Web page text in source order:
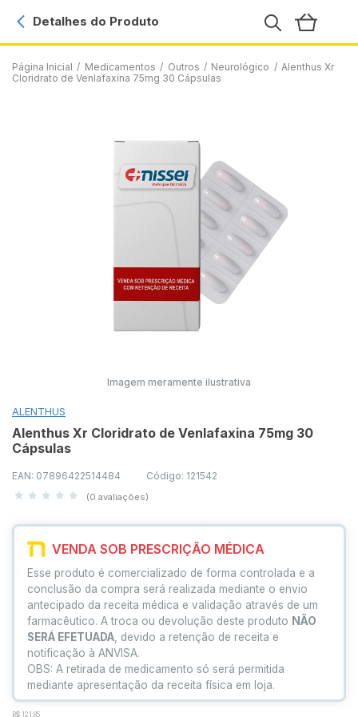
Página Inicial / Medicamentos / Outros / Neurológico / Alenthus Xr
Cloridrato de Venlafaxina 75mg 30 Cápsulas
Detalhes do Produto
Imagem meramente ilustrativa
ALENTHUS
Alenthus Xr Cloridrato de Venlafaxina 75mg 30
Cápsulas
EAN: 07896422514484 Código: 121542
(0 avaliações)
VENDA SOB PRESCRIÇÃO MÉDICA
Esse produto é comercializado de forma controlada e a
conclusão da compra será realizada mediante o envio
antecipado da receita médica e validação através de um
farmacêutico. A troca ou devolução deste produto NÃO
SERÁ EFETUADA , devido a retenção de receita e
notificação à ANVISA.
OBS: A retirada de medicamento só será permitida
mediante apresentação da receita física em loja.
R$ 121,85